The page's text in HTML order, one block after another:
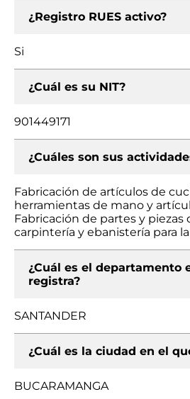
¿Registro RUES activo?
Si
¿Cuál es su NIT?
901449171
¿Cuáles son sus
Fabricación de artículos de
herramientas de mano y
Fabricación de partes y piezas
carpintería y ebanistería para
¿Cuál es el departamento
registra?
SANTANDER
¿Cuál es la ciudad en el
BUCARAMANGA